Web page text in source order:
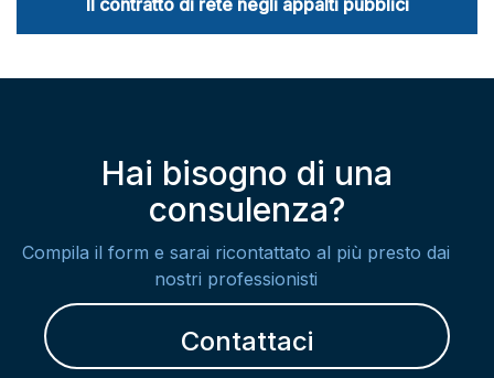
Il contratto di rete negli appalti pubblici
Hai bisogno di una
consulenza?
Compila il form e sarai ricontattato al più presto dai
nostri professionisti
Contattaci